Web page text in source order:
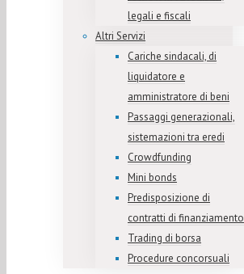
legali e fiscali
Altri Servizi
Cariche sindacali, di
liquidatore e
amministratore di beni
Passaggi generazionali,
sistemazioni tra eredi
Crowdfunding
Mini bonds
Predisposizione di
contratti di finanziamento
Trading di borsa
Procedure concorsuali